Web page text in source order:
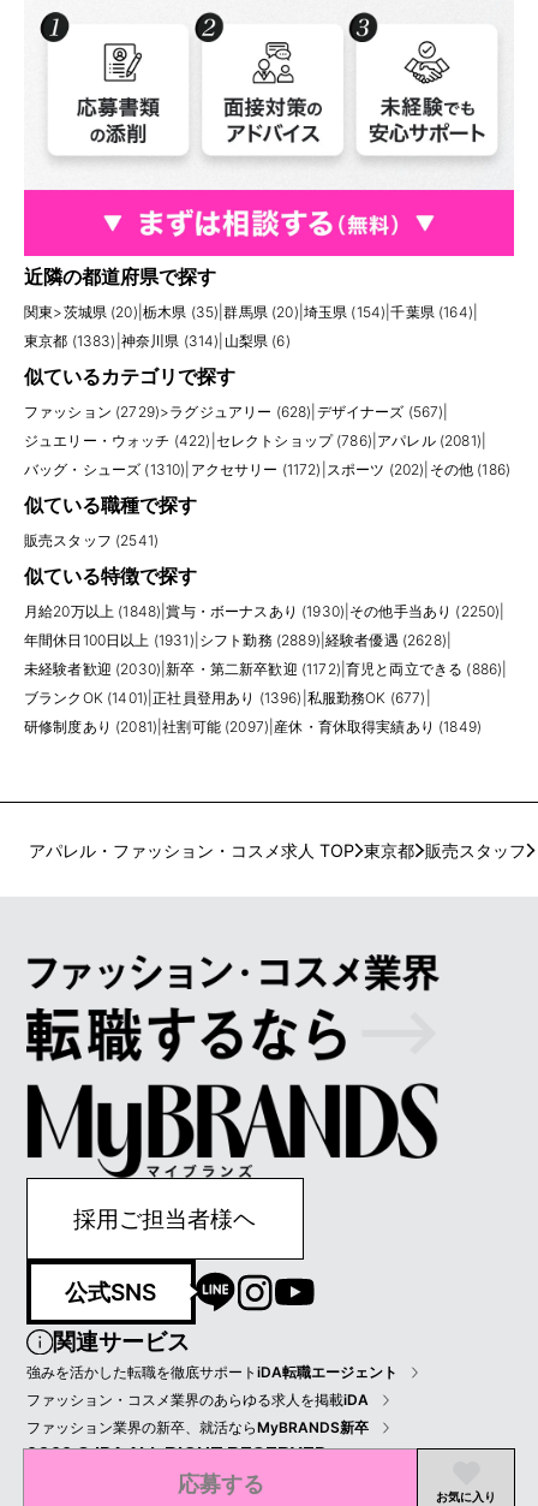
応募する お気に入り
近隣の都道府県で探す
関東>茨城県 (20) 栃木県 (35) |群馬県 (20) 埼玉県 (154) |千葉県 (164)
東京都 (1383) 神奈川県 (314) 山梨県 (6)
似ているカテゴリで探す
ファッション (2729)>ラグジュアリー (628) デザイナーズ (567)
ジュエリー・ウォッチ (422) セレクトショップ (786) アパレル (2081)
バッグ・シューズ (1310) アクセサリー (1172) スポーツ (202) その他 (186)
似ている職種で探す
販売スタッフ (2541)
似ている特徴で探す
月給20万以上 (1848) |賞与・ボーナスあり (1930) その他手当あり (2250)
年間休日100日以上 (1931) シフト勤務 (2889) 経験者優遇 (2628)
未経験者歓迎 (2030) |新卒・第二新卒歓迎 (1172) 育児と両立できる (886)
ブランクOK (1401) |正社員登用あり (1396) 私服勤務OK (677)
研修制度あり (2081) |社割可能 (2097) 産休・育休取得実績あり (1849)
アパレル・ファッション・コスメ求人 TOP 東京都 販売スタッフ
採用ご担当者様ヘ
公式SNS
関連サービス
強みを活かした転職を徹底サポートiDA転職エージェント
ファッション・コスメ業界のあらゆる求人を掲載iDA
ファッション業界の新卒、就活ならMyBRANDS新卒
2022 © IDA ALL RIGHT RESERVED.
プライバシーポリシー会員規約